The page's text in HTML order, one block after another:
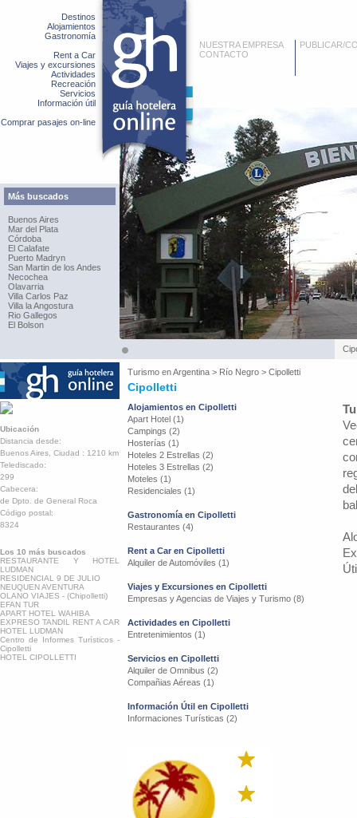
Destinos
Alojamientos
Gastronomía
Rent a Car
Viajes y excursiones
Actividades
Recreación
Servicios
Información útil
Comprar pasajes on-line
Más buscados
Buenos Aires
Mar del Plata
Córdoba
El Calafate
Puerto Madryn
San Martin de los Andes
Necochea
Olavarria
Villa Carlos Paz
Villa la Angostura
Rio Gallegos
El Bolson
NUESTRA EMPRESA
CONTACTO
PUBLICAR/
Turismo enArgentina > Río Negro > Cipolletti
Cipolletti
Ubicación
Distancia desde:
Buenos Aires, Ciudad : 1210 km
Telediscado:
299
Cabecera:
de Dpto. de General Roca
Código postal:
8324
Los 10 más buscados
RESTAURANTE Y HOTEL
LUDMAN
RESIDENCIAL 9 DE JULIO
NEUQUEN AVENTURA
OLANO VIAJES - (Chipolletti)
EFAN TUR
APART HOTEL WAHIBA
EXPRESO TANDIL RENT A CAR
HOTEL LUDMAN
Centro de Informes Turísticos -
Cipolletti
HOTEL CIPOLLETTI
Alojamientos en Cipolletti
Apart Hotel (1)
Campings (2)
Hosterías (1)
Hoteles 2 Estrellas (2)
Hoteles 3 Estrellas (2)
Moteles (1)
Residenciales (1)
Gastronomía en Cipolletti
Restaurantes (4)
Rent a Car en Cipolletti
Alquiler de Automóviles (1)
Viajes y Excursiones en Cipolletti
Empresas y Agencias de Viajes y Turismo (8)
Actividades en Cipolletti
Entretenimientos (1)
Servicios en Cipolletti
Alquiler de Omnibus (2)
Compañias Aéreas (1)
Información Útil en Cipolletti
Informaciones Turísticas (2)